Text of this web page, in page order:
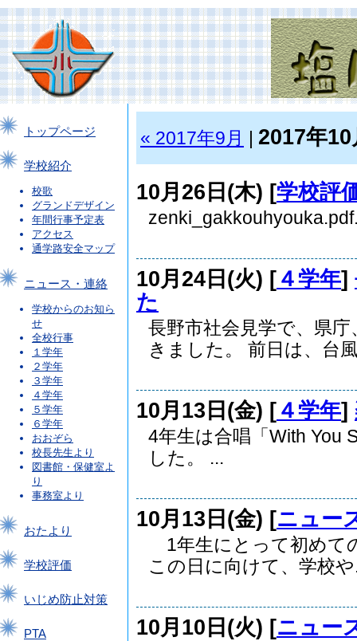
トップページ
学校紹介
校歌
グランドデザイン
年間行事予定表
アクセス
通学路安全マップ
ニュース・連絡
学校からのお知ら
せ
全校行事
１学年
２学年
３学年
４学年
５学年
６学年
おおぞら
校長先生より
図書館・保健室よ
り
事務室より
おたより
学校評価
いじめ防止対策
PTA
« 2017年9月 2017年10
10月26日(木) [学校評
10月24日(火) [４学年]
た
長野市社会見学で、県
きました。 前日は、台
10月13日(金) [４学年]
4年生は合唱「With You
した。 ...
10月13日(金) [ニュー
1年生にとって初めて
この日に向けて、学校
10月10日(火) [ニュー